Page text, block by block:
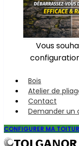
Vous
Bois
Atelier de
Contact
Demander un
CONFIGURER MA